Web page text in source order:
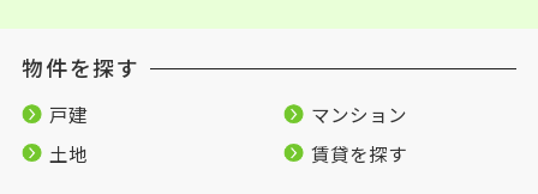
物件を探す
戸建
マンション
土地
賃貸を探す